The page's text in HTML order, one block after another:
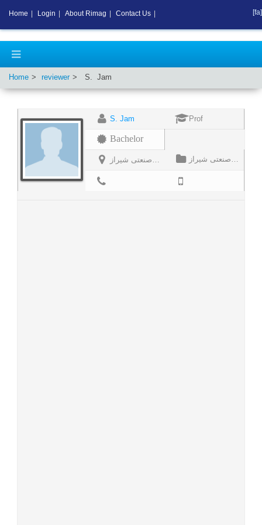
Home reviewer S. Jam
S. Jam Prof
Bachelor
دانشگاه صنعتی شیراز دانشگاه صنعتی شیراز
Home Login About Rimag Contact Us [fa]